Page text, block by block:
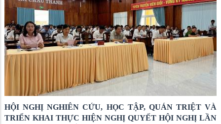
HỘI NGHỊ NGHIÊN CỨU, HỌC TẬP, QUÁN TRIỆT VÀ
TRIỂN KHAI THỰC HIỆN NGHỊ QUYẾT HỘI NGHỊ LẦN